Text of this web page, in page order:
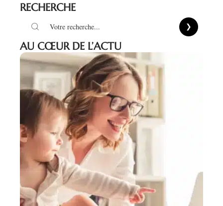
RECHERCHE
AU CŒUR DE L’ACTU